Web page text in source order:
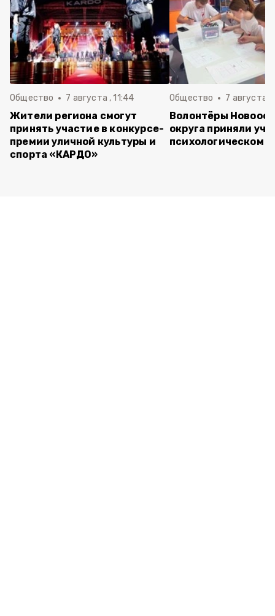
Общество 7 августа , 11:44
Жители региона смогут
принять участие в конкурсе-
премии уличной культуры и
спорта «КАРДО»
Общество 7 августа ,
Волонтёры
округа приняли
психологическом